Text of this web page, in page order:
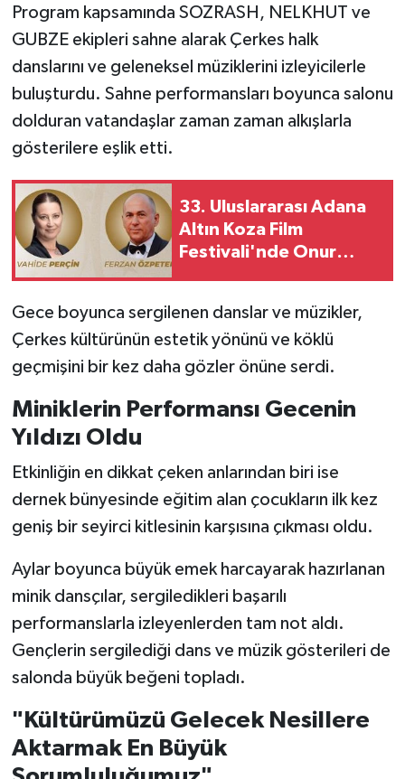
Program kapsamında SOZRASH, NELKHUT ve
GUBZE ekipleri sahne alarak Çerkes halk
danslarını ve geleneksel müziklerini izleyicilerle
buluşturdu. Sahne performansları boyunca salonu
dolduran vatandaşlar zaman zaman alkışlarla
gösterilere eşlik etti.
33. Uluslararası Adana
Altın Koza Film
Festivali'nde Onur
Gece boyunca sergilenen danslar ve müzikler,
Çerkes kültürünün estetik yönünü ve köklü
geçmişini bir kez daha gözler önüne serdi.
Miniklerin Performansı Gecenin
Yıldızı Oldu
Etkinliğin en dikkat çeken anlarından biri ise
dernek bünyesinde eğitim alan çocukların ilk kez
geniş bir seyirci kitlesinin karşısına çıkması oldu.
Aylar boyunca büyük emek harcayarak hazırlanan
minik dansçılar, sergiledikleri başarılı
performanslarla izleyenlerden tam not aldı.
Gençlerin sergilediği dans ve müzik gösterileri de
salonda büyük beğeni topladı.
"Kültürümüzü Gelecek Nesillere
Aktarmak En Büyük